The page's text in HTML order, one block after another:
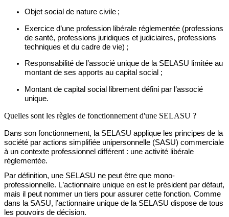
Objet social de nature civile ;
Exercice d’une profession libérale réglementée (professions
de santé, professions juridiques et judiciaires, professions
techniques et du cadre de vie) ;
Responsabilité de l’associé unique de la SELASU limitée au
montant de ses apports au capital social ;
Montant de capital social librement défini par l’associé
unique.
Quelles sont les règles de fonctionnement d'une SELASU ?
Dans son fonctionnement, la SELASU applique les principes de la
société par actions simplifiée unipersonnelle (SASU) commerciale
à un contexte professionnel différent : une activité libérale
réglementée.
Par définition, une SELASU ne peut être que mono-
professionnelle. L’actionnaire unique en est le président par défaut,
mais il peut nommer un tiers pour assurer cette fonction. Comme
dans la SASU, l’actionnaire unique de la SELASU dispose de tous
les pouvoirs de décision.